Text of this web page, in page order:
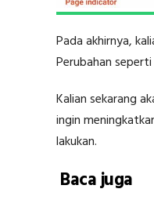
Pada akhirnya,
Perubahan
Kalian sekarang
ingin
lakukan.
Baca juga